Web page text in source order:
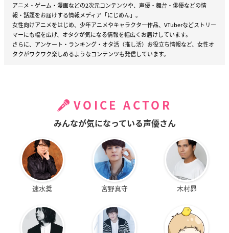
アニメ・ゲーム・漫画などの2次元コンテンツや、声優・舞台・俳優などの情
報・話題をお届けする情報メディア「にじめん」。
女性向けアニメをはじめ、少年アニメやキャラクター作品、VTuberなどストリー
マーにも幅を広げ、オタクが気になる情報を幅広くお届けしています。
さらに、アンケート・ランキング・オタ活（推し活）お役立ち情報など、女性オ
タクがワクワク楽しめるようなコンテンツも発信しています。
VOICE ACTOR
みんなが気になっている声優さん
速水奨 宮野真守 木村昴